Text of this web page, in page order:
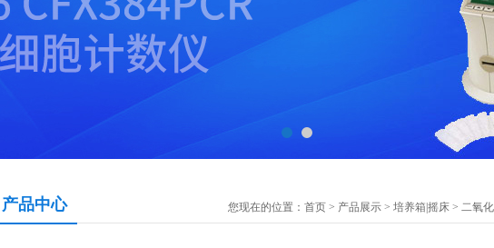
产品中心 您现在的位置： 首页 > 产品展示 > 培养箱|摇床 > 二氧